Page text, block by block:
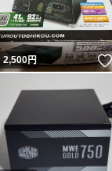
2,500円